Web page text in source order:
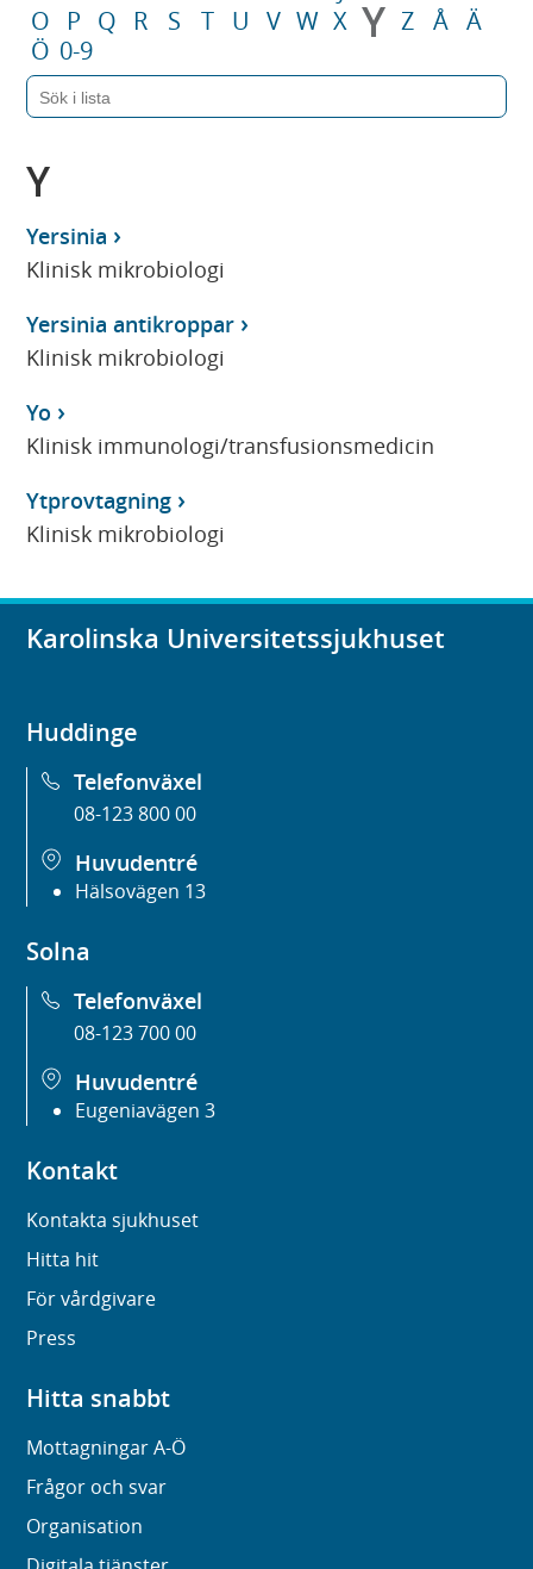
O
P Q R S T U V W X Y Z Å Ä
Ö 0-9
Y
Yersinia
Klinisk mikrobiologi
Yersinia antikroppar
Klinisk mikrobiologi
Yo
Klinisk immunologi/transfusionsmedicin
Ytprovtagning
Klinisk mikrobiologi
Karolinska Universitetssjukhuset
Huddinge
Telefonväxel
08-123 800 00
Huvudentré
Hälsovägen 13
Solna
Telefonväxel
08-123 700 00
Huvudentré
Eugeniavägen 3
Kontakt
Kontakta sjukhuset
Hitta hit
För vårdgivare
Press
Hitta snabbt
Mottagningar A-Ö
Frågor och svar
Organisation